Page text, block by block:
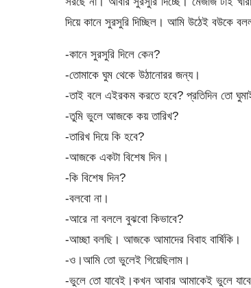
দিয়ে কানে সুরসুরি দিচ্ছিল। আমি উঠেই বউকে
-কানে সুরসুরি দিলে কেন?
-তোমাকে ঘুম থেকে উঠানোরর জন্য।
-তাই বলে এইরকম করতে হবে? প্রতিদিন তো
-তুমি ভুলে আজকে কয় তারিখ?
-তারিখ দিয়ে কি হবে?
-আজকে একটা বিশেষ দিন।
-কি বিশেষ দিন?
-বলবো না।
-আরে না বললে বুঝবো কিভাবে?
-আচ্ছা বলছি। আজকে আমাদের বিবাহ বার্ষিকি।
-ও।আমি তো ভুলেই গিয়েছিলাম।
-ভুলে তো যাবেই।কখন আবার আমাকেই ভুলে